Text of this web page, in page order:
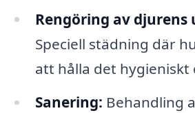
Rengöring av djurens
Speciell städning där
att hålla det hygieniskt
Sanering: Behandling